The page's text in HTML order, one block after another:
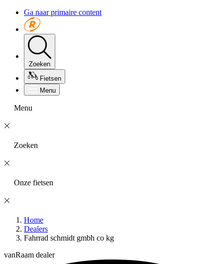
Ga naar primaire content
Zoeken
Fietsen
Menu
Menu
Zoeken
Onze fietsen
Home
Dealers
Fahrrad schmidt gmbh co kg
vanRaam dealer